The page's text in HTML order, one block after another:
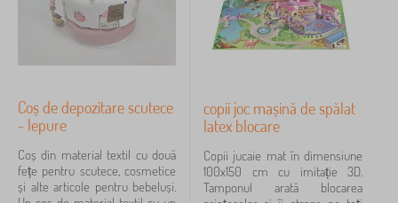
Coș de depozitare scutece
- Iepure
Coș din material textil cu două
fețe pentru scutece, cosmetice
și alte articole pentru bebeluși.
copii joc mașină de spălat
latex blocare
Copii jucaie mat în dimensiune
100x150 cm cu imitație 3D.
Tamponul arată blocarea